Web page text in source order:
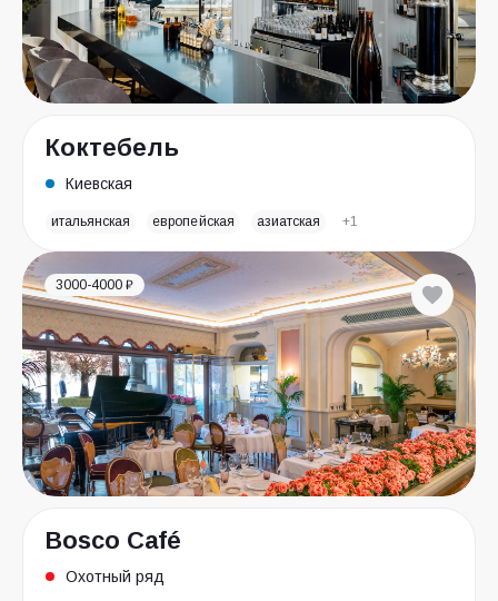
Коктебель
Киевская
итальянская европейская азиатская +1
3000-4000 ₽
Bosco Café
Охотный ряд